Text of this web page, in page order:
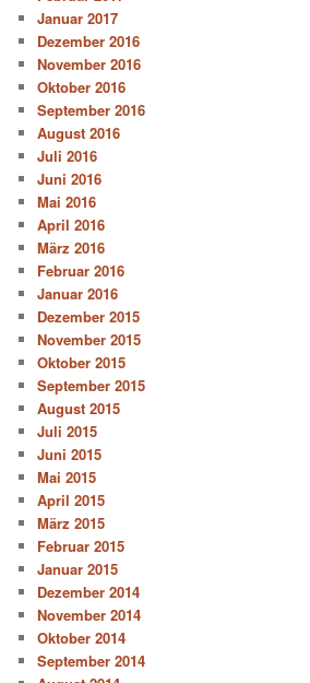
Januar 2017
Dezember 2016
November 2016
Oktober 2016
September 2016
August 2016
Juli 2016
Juni 2016
Mai 2016
April 2016
März 2016
Februar 2016
Januar 2016
Dezember 2015
November 2015
Oktober 2015
September 2015
August 2015
Juli 2015
Juni 2015
Mai 2015
April 2015
März 2015
Februar 2015
Januar 2015
Dezember 2014
November 2014
Oktober 2014
September 2014